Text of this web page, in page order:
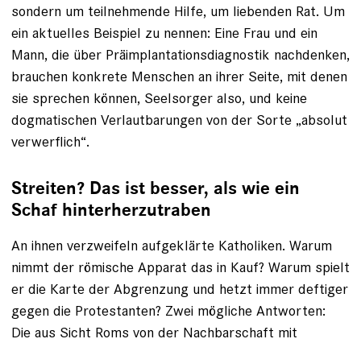
sondern um teilnehmende Hilfe, um liebenden Rat. Um
ein aktuelles Beispiel zu nennen: Eine Frau und ein
Mann, die über Präimplantationsdiagnostik nachdenken,
brauchen konkrete Menschen an ihrer Seite, mit ­denen
sie sprechen können, Seelsorger also, und keine
dogmatischen Verlautbarungen von der Sorte „absolut
verwerflich“.
Streiten? Das ist besser, als wie ein
Schaf hinterherzutraben
An ihnen verzweifeln aufgeklärte Katholiken. Warum
nimmt der römische Apparat das in Kauf? Warum spielt
er die Karte der Abgrenzung und hetzt immer deftiger
gegen die Protestanten? Zwei mögliche Antworten:
Die aus Sicht Roms von der Nachbarschaft mit